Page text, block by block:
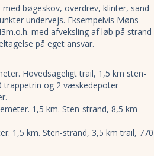
bøgeskov, overdrev, klinter, sand-
undervejs. Eksempelvis Møns
med afveksling af løb på strand
på eget ansvar.
Hovedsageligt trail, 1,5 km sten-
trappetrin og 2 væskedepoter
1,5 km. Sten-strand, 8,5 km
1,5 km. Sten-strand, 3,5 km trail, 770